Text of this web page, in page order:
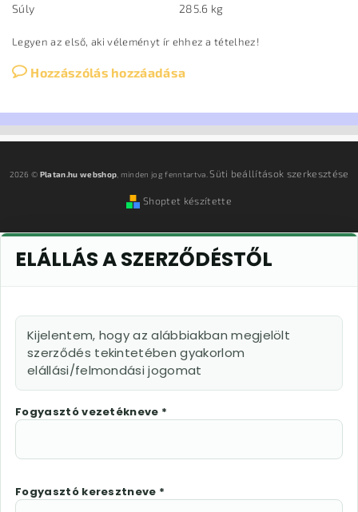
Súly 285.6 kg
Legyen az első, aki véleményt ír ehhez a tételhez!
Hozzászólás hozzáadása
2026 © Platan.hu webshop , minden jog fenntartva.Süti beállítások szerkesztése
Shoptet készítette
ELÁLLÁS A SZERZŐDÉSTŐL
Kijelentem, hogy az alábbiakban megjelölt
szerződés tekintetében gyakorlom
elállási/felmondási jogomat
Fogyasztó vezetékneve *
Fogyasztó keresztneve *